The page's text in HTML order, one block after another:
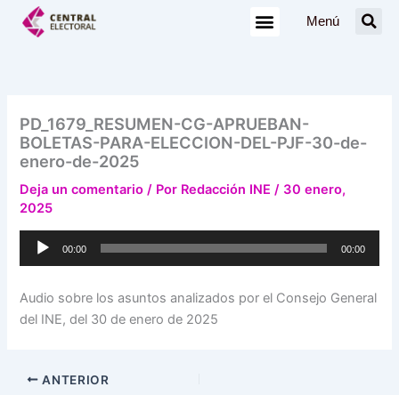
Menú
PD_1679_RESUMEN-CG-APRUEBAN-
BOLETAS-PARA-ELECCION-DEL-PJF-30-de-
enero-de-2025
Deja un comentario / Por Redacción INE/ 30 enero,
2025
Reproductor
00:00 00:00
Audio sobre los asuntos analizados por el Consejo General
del INE, del 30 de enero de 2025
ANTERIOR